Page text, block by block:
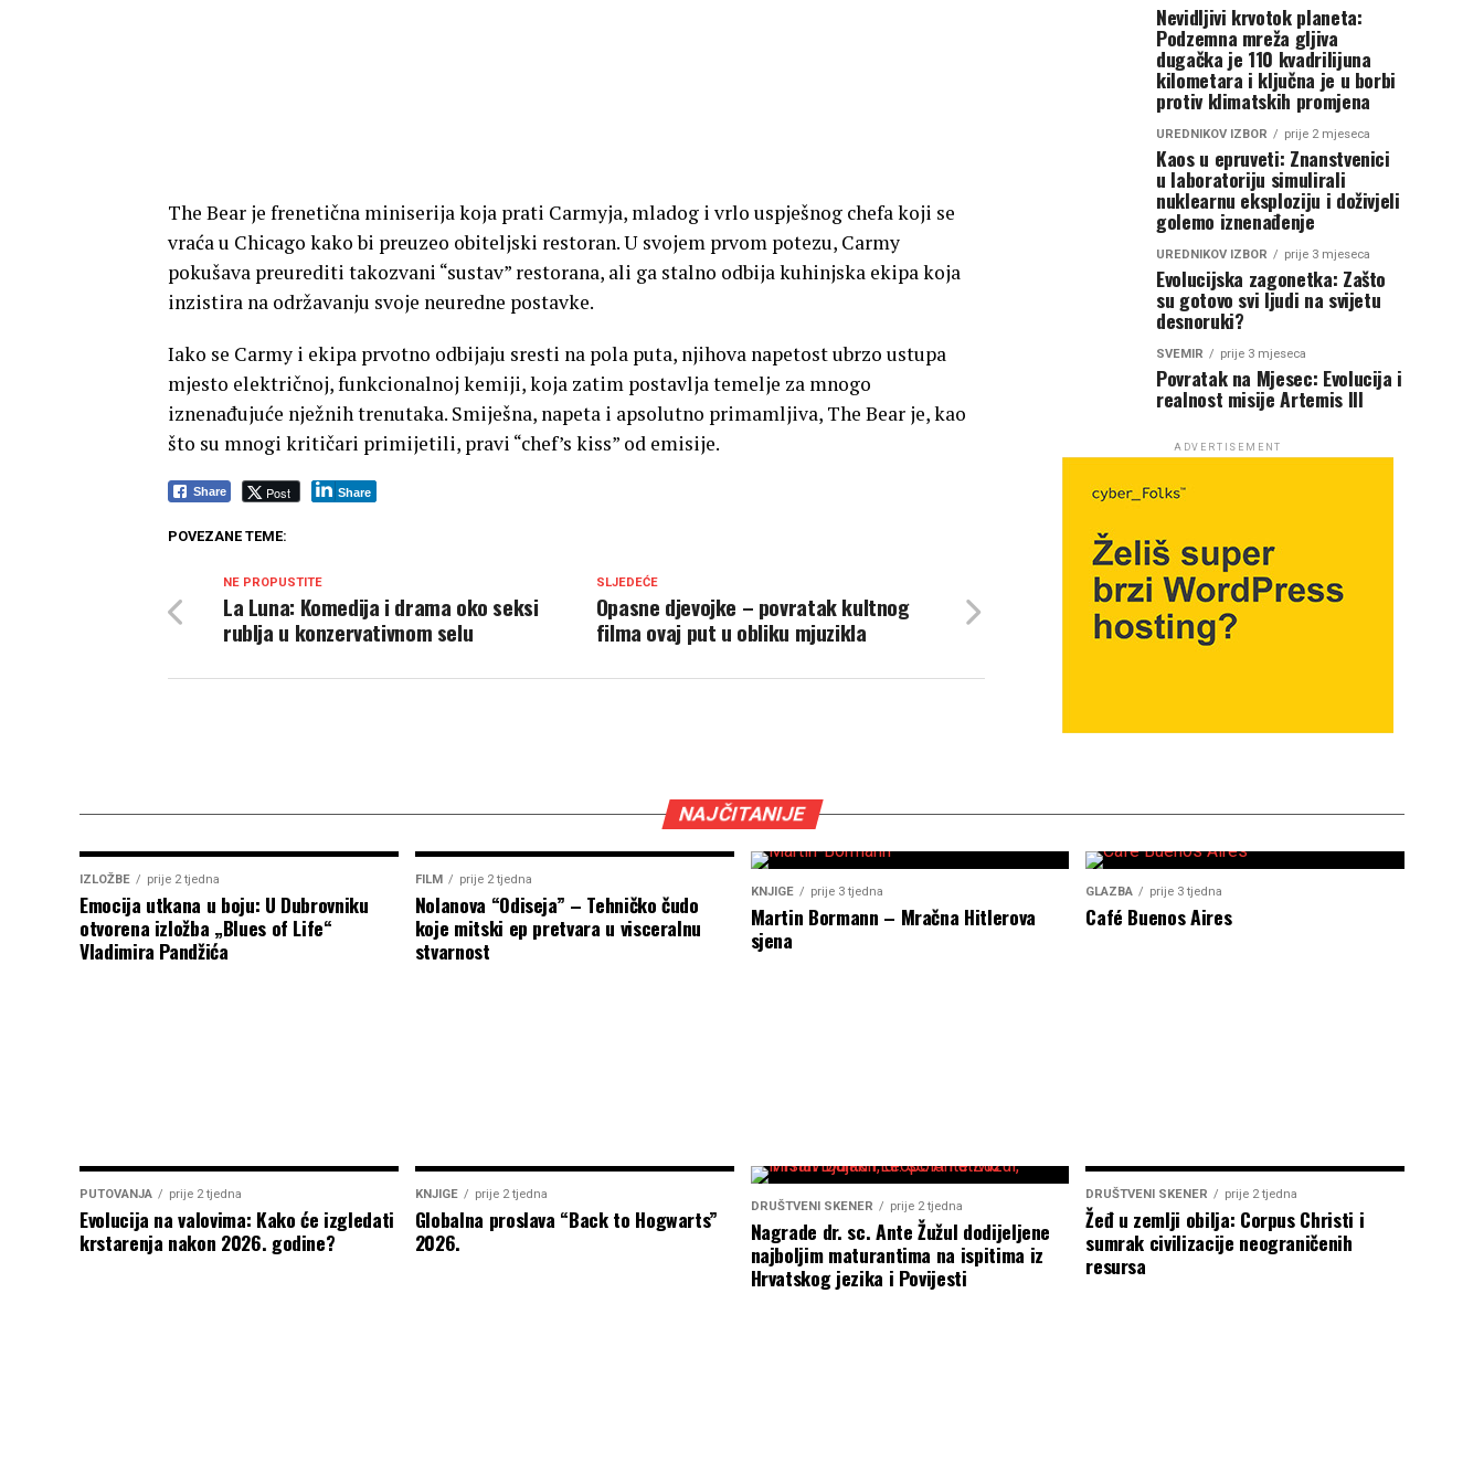
The Bear je frenetična miniserija koja prati Carmyja, mladog i vrlo uspješnog chefa koji se
vraća u Chicago kako bi preuzeo obiteljski restoran. U svojem prvom potezu, Carmy
pokušava preurediti takozvani “sustav” restorana, ali ga stalno odbija kuhinjska ekipa koja
inzistira na održavanju svoje neuredne postavke.
Iako se Carmy i ekipa prvotno odbijaju sresti na pola puta, njihova napetost ubrzo ustupa
mjesto električnoj, funkcionalnoj kemiji, koja zatim postavlja temelje za mnogo
iznenađujuće nježnih trenutaka. Smiješna, napeta i apsolutno primamljiva, The Bear je, kao
što su mnogi kritičari primijetili, pravi “chef’s kiss” od emisije.
Share Post Share
POVEZANE TEME:
SLJEDEĆE
Opasne djevojke – povratak kultnog
filma ovaj put u obliku mjuzikla
NE PROPUSTITE
La Luna: Komedija i drama oko seksi
rublja u konzervativnom selu
Nevidljivi krvotok planeta:
Podzemna mreža gljiva
dugačka je 110 kvadrilijuna
kilometara i ključna je u borbi
protiv klimatskih promjena
UREDNIKOV IZBOR prije 2 mjeseca
Kaos u epruveti: Znanstvenici
u laboratoriju simulirali
nuklearnu eksploziju i doživjeli
golemo iznenađenje
UREDNIKOV IZBOR prije 3 mjeseca
Evolucijska zagonetka: Zašto
su gotovo svi ljudi na svijetu
desnoruki?
SVEMIR prije 3 mjeseca
Povratak na Mjesec: Evolucija i
realnost misije Artemis III
ADVERTISEMENT
NAJČITANIJE
IZLOŽBE prije 2 tjedna
Emocija utkana u boju: U Dubrovniku
otvorena izložba „Blues of Life“
Vladimira Pandžića
FILM prije 2 tjedna
Nolanova “Odiseja” – Tehničko čudo
koje mitski ep pretvara u visceralnu
stvarnost
KNJIGE prije 3 tjedna
Martin Bormann – Mračna Hitlerova
sjena
GLAZBA prije 3 tjedna
Café Buenos Aires
PUTOVANJA prije 2 tjedna
Evolucija na valovima: Kako će izgledati
krstarenja nakon 2026. godine?
KNJIGE prije 2 tjedna
Globalna proslava “Back to Hogwarts”
2026.
DRUŠTVENI SKENER prije 2 tjedna
Nagrade dr. sc. Ante Žužul dodijeljene
najboljim maturantima na ispitima iz
Hrvatskog jezika i Povijesti
DRUŠTVENI SKENER prije 2 tjedna
Žeđ u zemlji obilja: Corpus Christi i
sumrak civilizacije neograničenih
resursa